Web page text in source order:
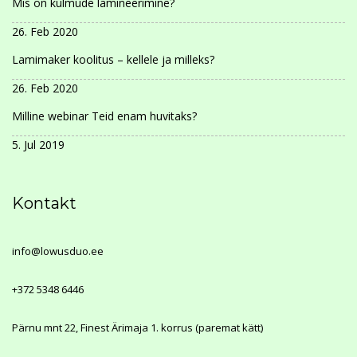
26. Feb 2020
Lamimaker koolitus – kellele ja milleks?
26. Feb 2020
Milline webinar Teid enam huvitaks?
5. Jul 2019
Kontakt
info@lowusduo.ee
+372 5348 6446
Pärnu mnt 22, Finest Ärimaja 1. korrus (paremat kätt)